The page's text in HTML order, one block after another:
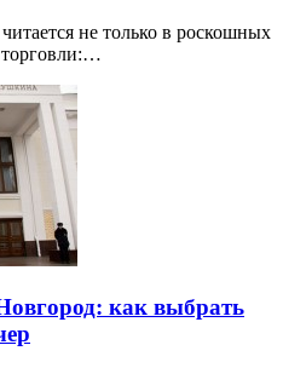
не только в роскошных
торговли:…
как выбрать